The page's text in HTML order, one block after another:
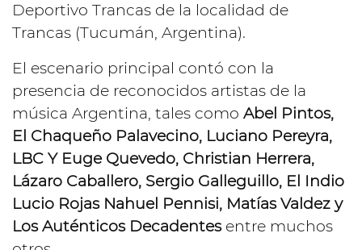
Deportivo Trancas de la localidad de
Trancas (Tucumán, Argentina).
El escenario principal contó con la
presencia de reconocidos artistas de la
música Argentina, tales como Abel Pintos,
El Chaqueño Palavecino, Luciano Pereyra,
LBC Y Euge Quevedo, Christian Herrera,
Lázaro Caballero, Sergio Galleguillo, El Indio
Lucio Rojas Nahuel Pennisi, Matías Valdez y
Los Auténticos Decadentesentre muchos